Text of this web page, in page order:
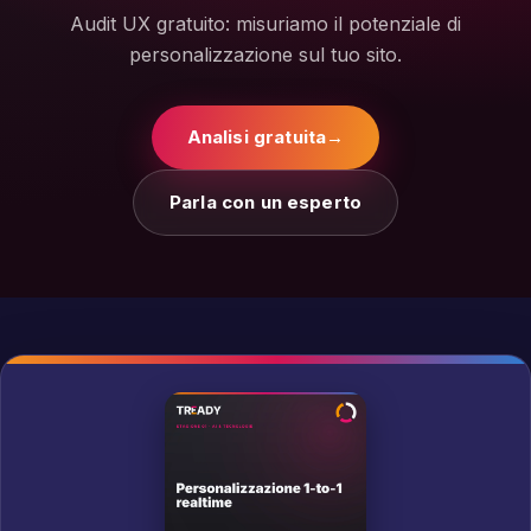
Audit UX gratuito: misuriamo il potenziale di
personalizzazione sul tuo sito.
Analisi gratuita→
Parla con un esperto